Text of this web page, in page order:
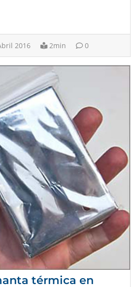
2016 2min 0
térmica en